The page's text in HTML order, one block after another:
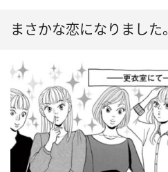
まさかな恋になりました。